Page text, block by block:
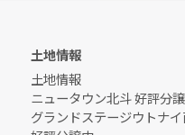
初め
土地情報
土地情報
ニュータウン北斗 好評分
グランドステージウトナ